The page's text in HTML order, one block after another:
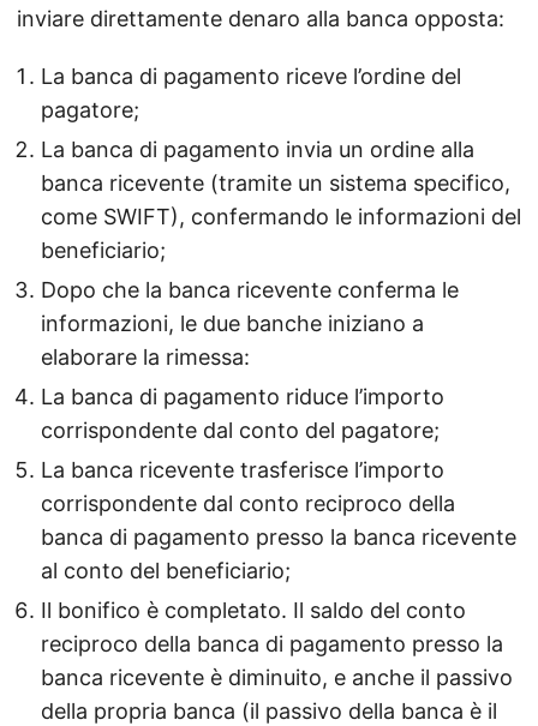
inviare direttamente denaro alla banca opposta:
La banca di pagamento riceve l’ordine del
pagatore;
La banca di pagamento invia un ordine alla
banca ricevente (tramite un sistema specifico,
come SWIFT), confermando le informazioni del
beneficiario;
Dopo che la banca ricevente conferma le
informazioni, le due banche iniziano a
elaborare la rimessa:
La banca di pagamento riduce l’importo
corrispondente dal conto del pagatore;
La banca ricevente trasferisce l’importo
corrispondente dal conto reciproco della
banca di pagamento presso la banca ricevente
al conto del beneficiario;
Il bonifico è completato. Il saldo del conto
reciproco della banca di pagamento presso la
banca ricevente è diminuito, e anche il passivo
della propria banca (il passivo della banca è il